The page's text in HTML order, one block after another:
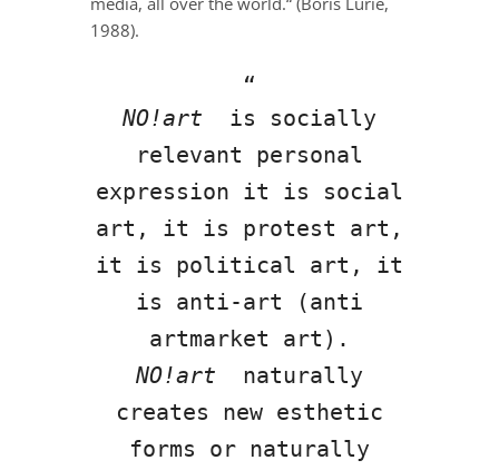
1988).
NO!art is socially
relevant personal
expression it is social
art, it is protest art,
it is political art, it
is anti-art (anti
artmarket art).
NO!art naturally
creates new esthetic
forms or naturally